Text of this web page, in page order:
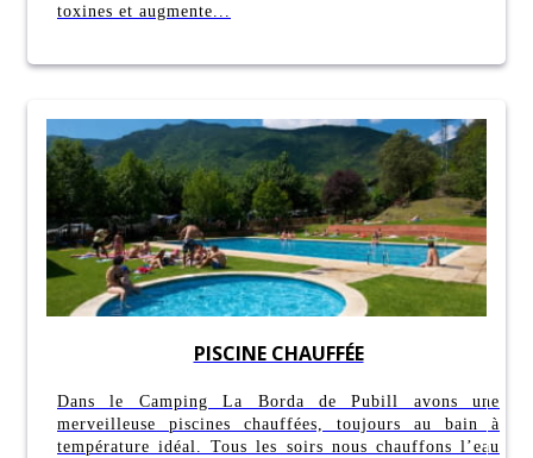
toxines et augmente...
PISCINE CHAUFFÉE
Dans le Camping La Borda de Pubill avons une
merveilleuse piscines chauffées, toujours au bain à
température idéal. Tous les soirs nous chauffons l’eau